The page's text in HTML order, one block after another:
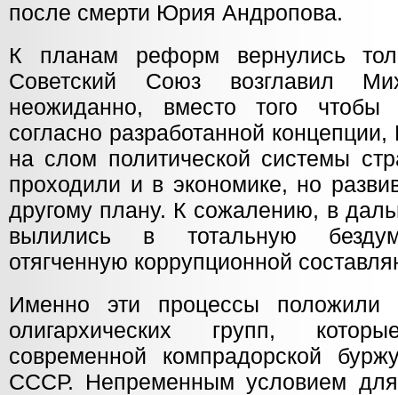
после смерти Юрия Андропова.
К планам реформ вернулись
Советский Союз возглавил
неожиданно, вместо того
согласно разработанной
на слом политической системы
проходили и в экономике, но
другому плану. К сожалению, в
вылились в тотальную
отягченную коррупционной
Именно эти процессы положили
олигархических групп,
современной компрадорской
СССР. Непременным условием для